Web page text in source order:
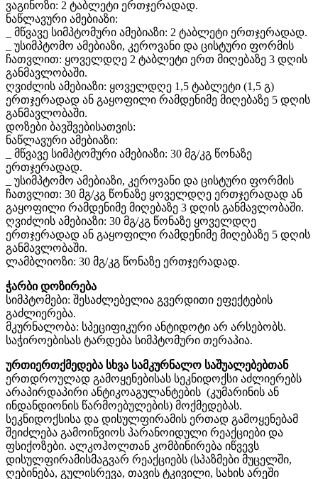
ვაგინოზი: 2 ტაბლეტი ერთჯერადად.
ნაწლავური ამებიაზი:
_ მწვავე სიმპტომური ამებიაზი: 2 ტაბლეტი ერთჯერადად.
_ უსიმპტომო ამებიაზი, კეროვანი და ცისტური ფორმის
ჩათვლით: ყოველდღე 2 ტაბლეტი ერთ მიღებაზე 3 დღის
განმავლობაში.
ღვიძლის ამებიაზი: ყოველდღე 1,5 ტაბლეტი (1,5 გ)
ერთჯერადად ან გაყოფილი რამდენიმე მიღებაზე 5 დღის
განმავლობაში.
დოზები ბავშვებისათვის:
ნაწლავური ამებიაზი:
_ მწვავე სიმპტომური ამებიაზი: 30 მგ/კგ წონაზე
ერთჯერადად.
_ უსიმპტომო ამებიაზი, კეროვანი და ცისტური ფორმის
ჩათვლით: 30 მგ/კგ წონაზე ყოველდღე ერთჯერადად ან
გაყოფილი რამდენიმე მიღებაზე 3 დღის განმავლობაში.
ღვიძლის ამებიაზი: 30 მგ/კგ წონაზე ყოველდღე
ერთჯერადად ან გაყოფილი რამდენიმე მიღებაზე 5 დღის
განმავლობაში.
ლამბლიოზი: 30 მგ/კგ წონაზე ერთჯერადად.
ჭარბი დოზირება
სიმპტომები: შესაძლებელია გვერდითი ეფექტების
გაძლიერება.
მკურნალობა: სპეციფიკური ანტიდოტი არ არსებობს.
საჭიროებისას ტარდება სიმპტომური თერაპია.
ურთიერთქმედება სხვა სამკურნალო საშუალებებთან
ერთდროულად გამოყენებისას სეკნიდოქსი აძლიერებს
არაპირდაპირი ანტიკოაგულანტების (კუმარინის ან
ინდანდიონის წარმოებულების) მოქმედებას.
სეკნიდოქსისა და დისულფირამის ერთად გამოყენებამ
შეიძლება გამოიწვიოს პარანოიდული რეაქციები და
ფსიქოზები. ალკოჰოლთან კომბინირება იწვევს
დისულფირამისმაგვარ რეაქციებს (სპაზმები მუცელში,
ღებინება, გულისრევა, თავის ტკივილი, სახის არეში